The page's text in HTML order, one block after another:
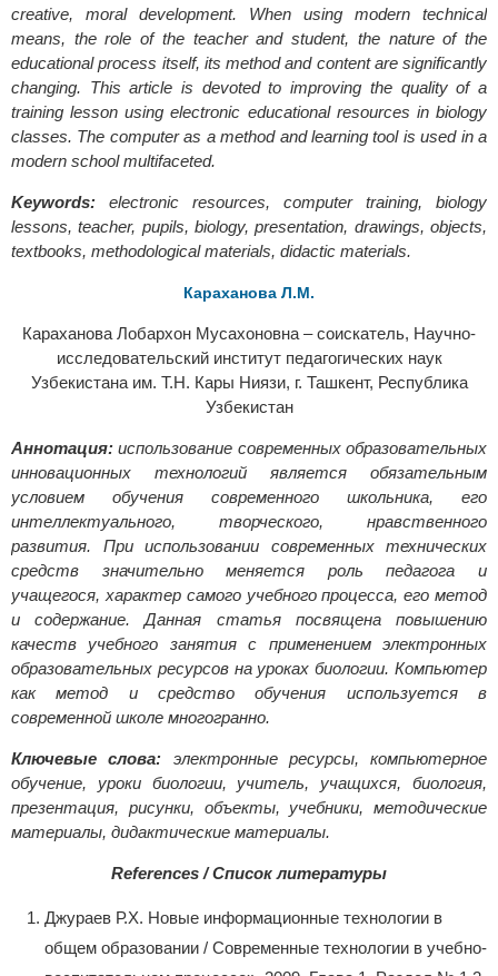
creative, moral development. When using modern technical
means, the role of the teacher and student, the nature of the
educational process itself, its method and content are significantly
changing. This article is devoted to improving the quality of a
training lesson using electronic educational resources in biology
classes. The computer as a method and learning tool is used in a
modern school multifaceted.
Keywords: еlectronic resources, computer training, biology
lessons, teacher, pupils, biology, presentation, drawings, objects,
textbooks, methodological materials, didactic materials.
Караханова Л.М.
Караханова Лобархон Мусахоновна – соискатель, Научно-
исследовательский институт педагогических наук
Узбекистана им. Т.Н. Кары Ниязи, г. Ташкент, Республика
Узбекистан
Аннотация: использование современных образовательных
инновационных технологий является обязательным
условием обучения современного школьника, его
интеллектуального, творческого, нравственного
развития. При использовании современных технических
средств значительно меняется роль педагога и
учащегося, характер самого учебного процесса, его метод
и содержание. Данная статья посвящена повышению
качеств учебного занятия с применением электронных
образовательных ресурсов на уроках биологии. Компьютер
как метод и средство обучения используется в
современной школе многогранно.
Ключевые слова: электронные ресурсы, компьютерное
обучение, уроки биологии, учитель, учащихся, биология,
презентация, рисунки, объекты, учебники, методические
материалы, дидактические материалы.
References / Список литературы
Джураев Р.Х. Новые информационные технологии в
общем образовании / Современные технологии в учебно-